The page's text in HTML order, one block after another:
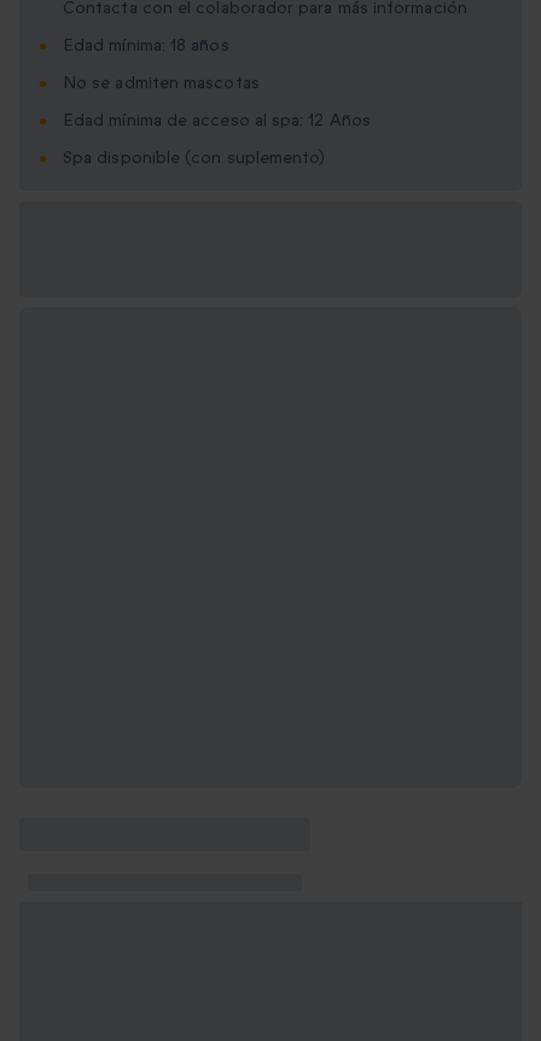
Contacta con el colaborador para más información
Edad mínima: 18 años
No se admiten mascotas
Edad mínima de acceso al spa: 12 Años
Spa disponible (con suplemento)